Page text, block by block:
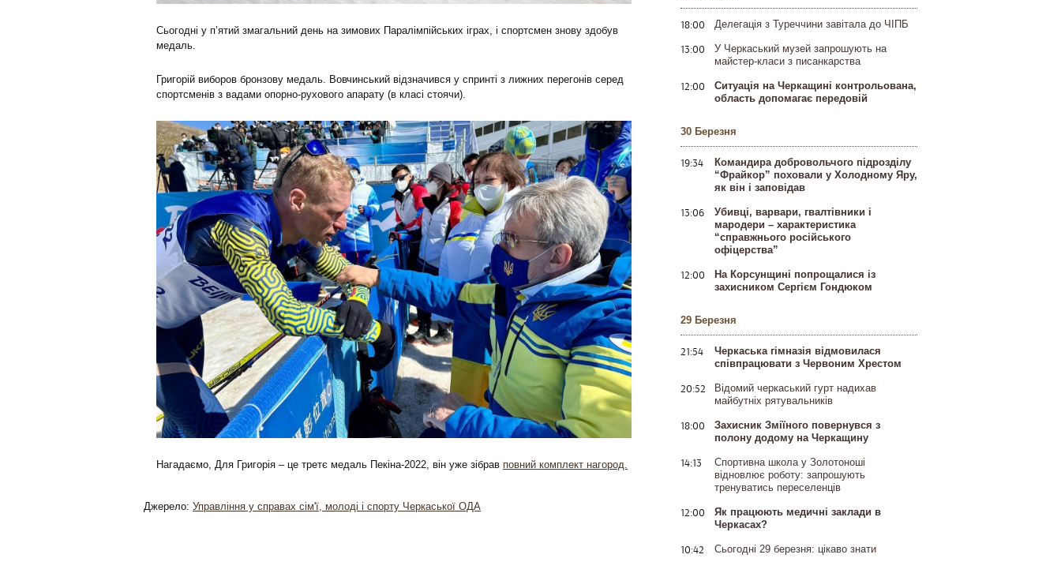
Сьогодні у п’ятий змагальний день на зимових Паралімпійських іграх, і спортсмен знову здобув
медаль.
Григорій виборов бронзову медаль. Вовчинський відзначився у спринті з лижних перегонів серед
спортсменів з вадами опорно-рухового апарату (в класі стоячи).
Нагадаємо, Для Григорія – це третє медаль Пекіна-2022, він уже зібрав повний комплект нагород.
Джерело: Управління у справах сім'ї, молоді і спорту Черкаської ОДА
18:00 Делегація з Туреччини завітала до ЧІПБ
13:00
У Черкаський музей запрошують на
майстер-класи з писанкарства
12:00
Ситуація на Черкащині контрольована,
область допомагає передовій
30 Березня
19:34
Командира добровольчого підрозділу
“Фрайкор” поховали у Холодному Яру,
як він і заповідав
13:06
Убивці, варвари, гвалтівники і
мародери – характеристика
“справжнього російського
офіцерства”
12:00
На Корсунщині попрощалися із
захисником Сергієм Гондюком
29 Березня
21:54
Черкаська гімназія відмовилася
співпрацювати з Червоним Хрестом
20:52
Відомий черкаський гурт надихав
майбутніх рятувальників
18:00
Захисник Зміїного повернувся з
полону додому на Черкащину
14:13
Спортивна школа у Золотоноші
відновлює роботу: запрошують
тренуватись переселенців
12:00
Як працюють медичні заклади в
Черкасах?
10:42 Сьогодні 29 березня: цікаво знати